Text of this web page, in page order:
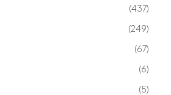
(437)
(249)
(67)
(6)
(5)